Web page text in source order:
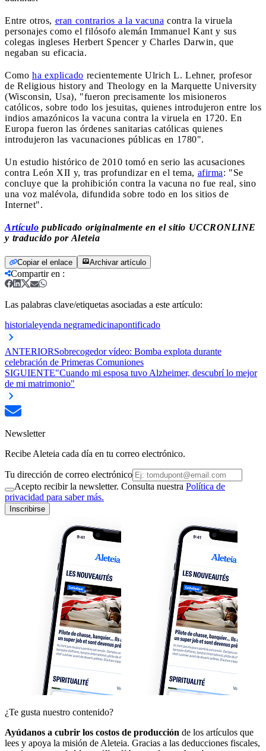
Entre otros, eran contrarios a la vacuna contra la viruela
personajes como el filósofo alemán Immanuel Kant y sus
colegas ingleses Herbert Spencer y Charles Darwin, que
negaban su eficacia.
Como ha explicado recientemente Ulrich L. Lehner, profesor
de Religious history and Theology en la Marquette University
(Wisconsin, Usa), "fueron precisamente los misioneros
católicos, sobre todo los jesuitas, quienes introdujeron entre los
indios amazónicos la vacuna contra la viruela en 1720. En
Europa fueron las órdenes sanitarias católicas quienes
introdujeron las vacunaciones públicas en 1780".
Un estudio histórico de 2010 tomó en serio las acusaciones
contra León XII y, tras profundizar en el tema, afirma: "Se
concluye que la prohibición contra la vacuna no fue real, sino
una voz malévola, difundida sobre todo en los sitios de
Internet".
Artículo publicado originalmente en el sitio UCCRONLINE
y traducido por Aleteia
Copiar el enlace Archivar artículo
Compartir en :
Las palabras clave/etiquetas asociadas a este artículo:
historialeyenda negramedicinapontificado
ANTERIORSobrecogedor vídeo: Bomba explota durante
celebración de Primeras Comuniones
SIGUIENTE"Cuando mi esposa tuvo Alzheimer, descubrí lo mejor
de mi matrimonio"
Newsletter
Recibe Aleteia cada día en tu correo electrónico.
Tu dirección de correo electrónico
Acepto recibir la newsletter. Consulta nuestra Política de
privacidad para saber más.
Inscribirse
¿Te gusta nuestro contenido?
Ayúdanos a cubrir los costos de producción de los artículos que
lees y apoya la misión de Aleteia. Gracias a las deducciones fiscales,